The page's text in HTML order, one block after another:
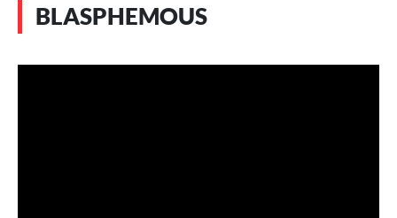
BLASPHEMOUS